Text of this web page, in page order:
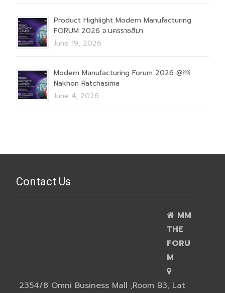
Product Highlight Modern Manufacturing
FORUM 2026 จ.นครราชสีมา
June 19, 2026
Modern Manufacturing Forum 2026 @￼
Nakhon Ratchasima
June 4, 2026
Contact Us
MM
THE
FORU
M
2354/8 Omni Business Mall ,Room B3, Lat